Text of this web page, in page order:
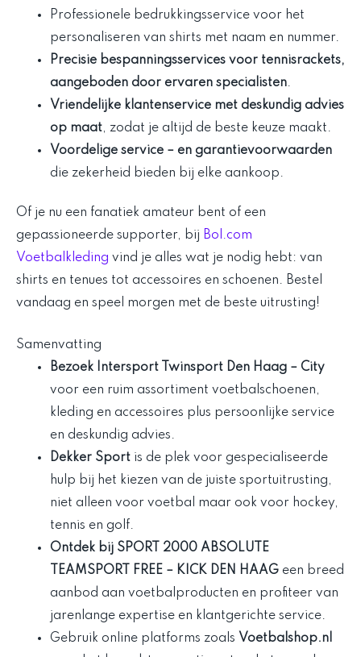
Professionele bedrukkingsservice voor het
personaliseren van shirts met naam en nummer.
Precisie bespanningsservices voor tennisrackets,
aangeboden door ervaren specialisten.
Vriendelijke klantenservice met deskundig advies
op maat, zodat je altijd de beste keuze maakt.
Voordelige service – en garantievoorwaarden
die zekerheid bieden bij elke aankoop.
Of je nu een fanatiek amateur bent of een
gepassioneerde supporter, bij Bol.com
Voetbalkleding vind je alles wat je nodig hebt: van
shirts en tenues tot accessoires en schoenen. Bestel
vandaag en speel morgen met de beste uitrusting!
Samenvatting
Bezoek Intersport Twinsport Den Haag – City
voor een ruim assortiment voetbalschoenen,
kleding en accessoires plus persoonlijke service
en deskundig advies.
Dekker Sport is de plek voor gespecialiseerde
hulp bij het kiezen van de juiste sportuitrusting,
niet alleen voor voetbal maar ook voor hockey,
tennis en golf.
Ontdek bij SPORT 2000 ABSOLUTE
TEAMSPORT FREE – KICK DEN HAAG een breed
aanbod aan voetbalproducten en profiteer van
jarenlange expertise en klantgerichte service.
Gebruik online platforms zoals Voetbalshop.nl